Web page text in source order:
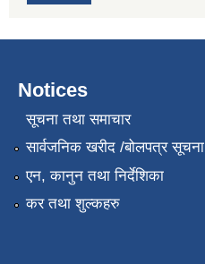
Notices
सूचना तथा समाचार
सार्वजनिक खरीद /बोलपत्र सूचना
एन, कानुन तथा निर्देशिका
कर तथा शुल्कहरु